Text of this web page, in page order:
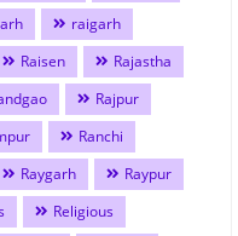
raigarh
Raisen
Rajastha
Rajpur
Ranchi
Raygarh
Raypur
Religious